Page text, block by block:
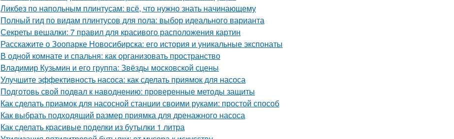
Ликбез по напольным плинтусам: всё, что нужно знать начинающему
Полный гид по видам плинтусов для пола: выбор идеального варианта
Секреты вешалки: 7 правил для красивого расположения картин
Расскажите о Зоопарке Новосибирска: его история и уникальные экспонаты
В одной комнате и спальня: как организовать пространство
Владимир Кузьмин и его группа: Звёзды московской сцены
Улучшите эффективность насоса: как сделать приямок для насоса
Подготовь свой подвал к наводнению: проверенные методы защиты
Как сделать приамок для насосной станции своими руками: простой способ
Как выбрать подходящий размер приямка для дренажного насоса
Как сделать красивые поделки из бутылки 1 литра